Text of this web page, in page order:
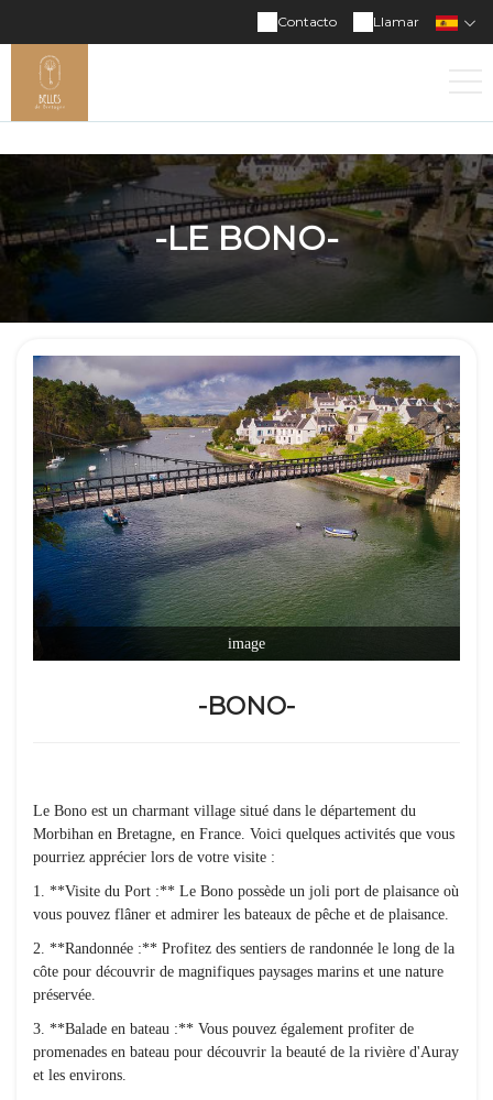
Llamar
Contacto
-LE BONO-
image
-BONO-
Le Bono est un charmant village situé dans le département du
Morbihan en Bretagne, en France. Voici quelques activités que vous
pourriez apprécier lors de votre visite :
1. **Visite du Port :** Le Bono possède un joli port de plaisance où
vous pouvez flâner et admirer les bateaux de pêche et de plaisance.
2. **Randonnée :** Profitez des sentiers de randonnée le long de la
côte pour découvrir de magnifiques paysages marins et une nature
préservée.
3. **Balade en bateau :** Vous pouvez également profiter de
promenades en bateau pour découvrir la beauté de la rivière d'Auray
et les environs.